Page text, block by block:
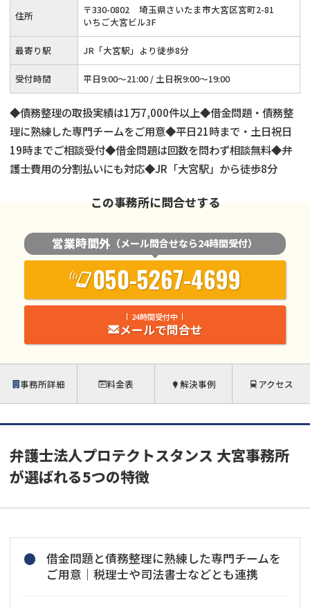
住所 〒330-0802
埼玉県さいたま市大宮区宮町2-81
いちご大宮ビル3F
最寄り駅 JR「大宮駅」より徒歩8分
受付時間 平日9:00～21:00 / 土日祝9:00～19:00
◆債務整理の取扱実績は1万7,000件以上◆借金問題・債務整
理に熟練した専門チームをご用意◆平日21時まで・土日祝日
19時までご相談受付◆借金問題は回数を問わず相談無料◆弁
護士費用の分割払いにも対応◆JR「大宮駅」から徒歩8分
この事務所に問合せする
営業時間外 （メール問合せなら24時間受付）
050-5267-4699
24時間受付中
メールで問合せ
事務所詳細 料金表 解決事例 アクセス
弁護士法人プロテクトスタンス 大宮事務所
が選ばれる5つの特徴
借金問題と債務整理に熟練した専門チームを
ご用意｜税理士や司法書士などとも連携